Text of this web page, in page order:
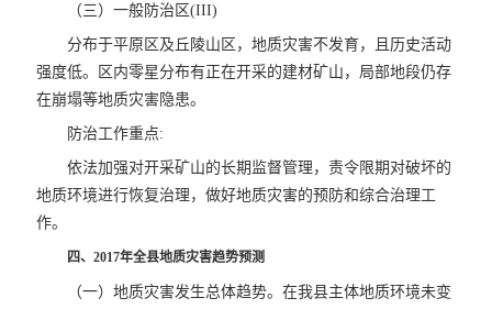
（三）一般防治区(III)
分布于平原区及丘陵山区，地质灾害不发育，且历史活动
强度低。区内零星分布有正在开采的建材矿山，局部地段仍存
在崩塌等地质灾害隐患。
防治工作重点:
依法加强对开采矿山的长期监督管理，责令限期对破坏的
地质环境进行恢复治理，做好地质灾害的预防和综合治理工
作。
四、2017年全县地质灾害趋势预测
（一）地质灾害发生总体趋势。在我县主体地质环境未变